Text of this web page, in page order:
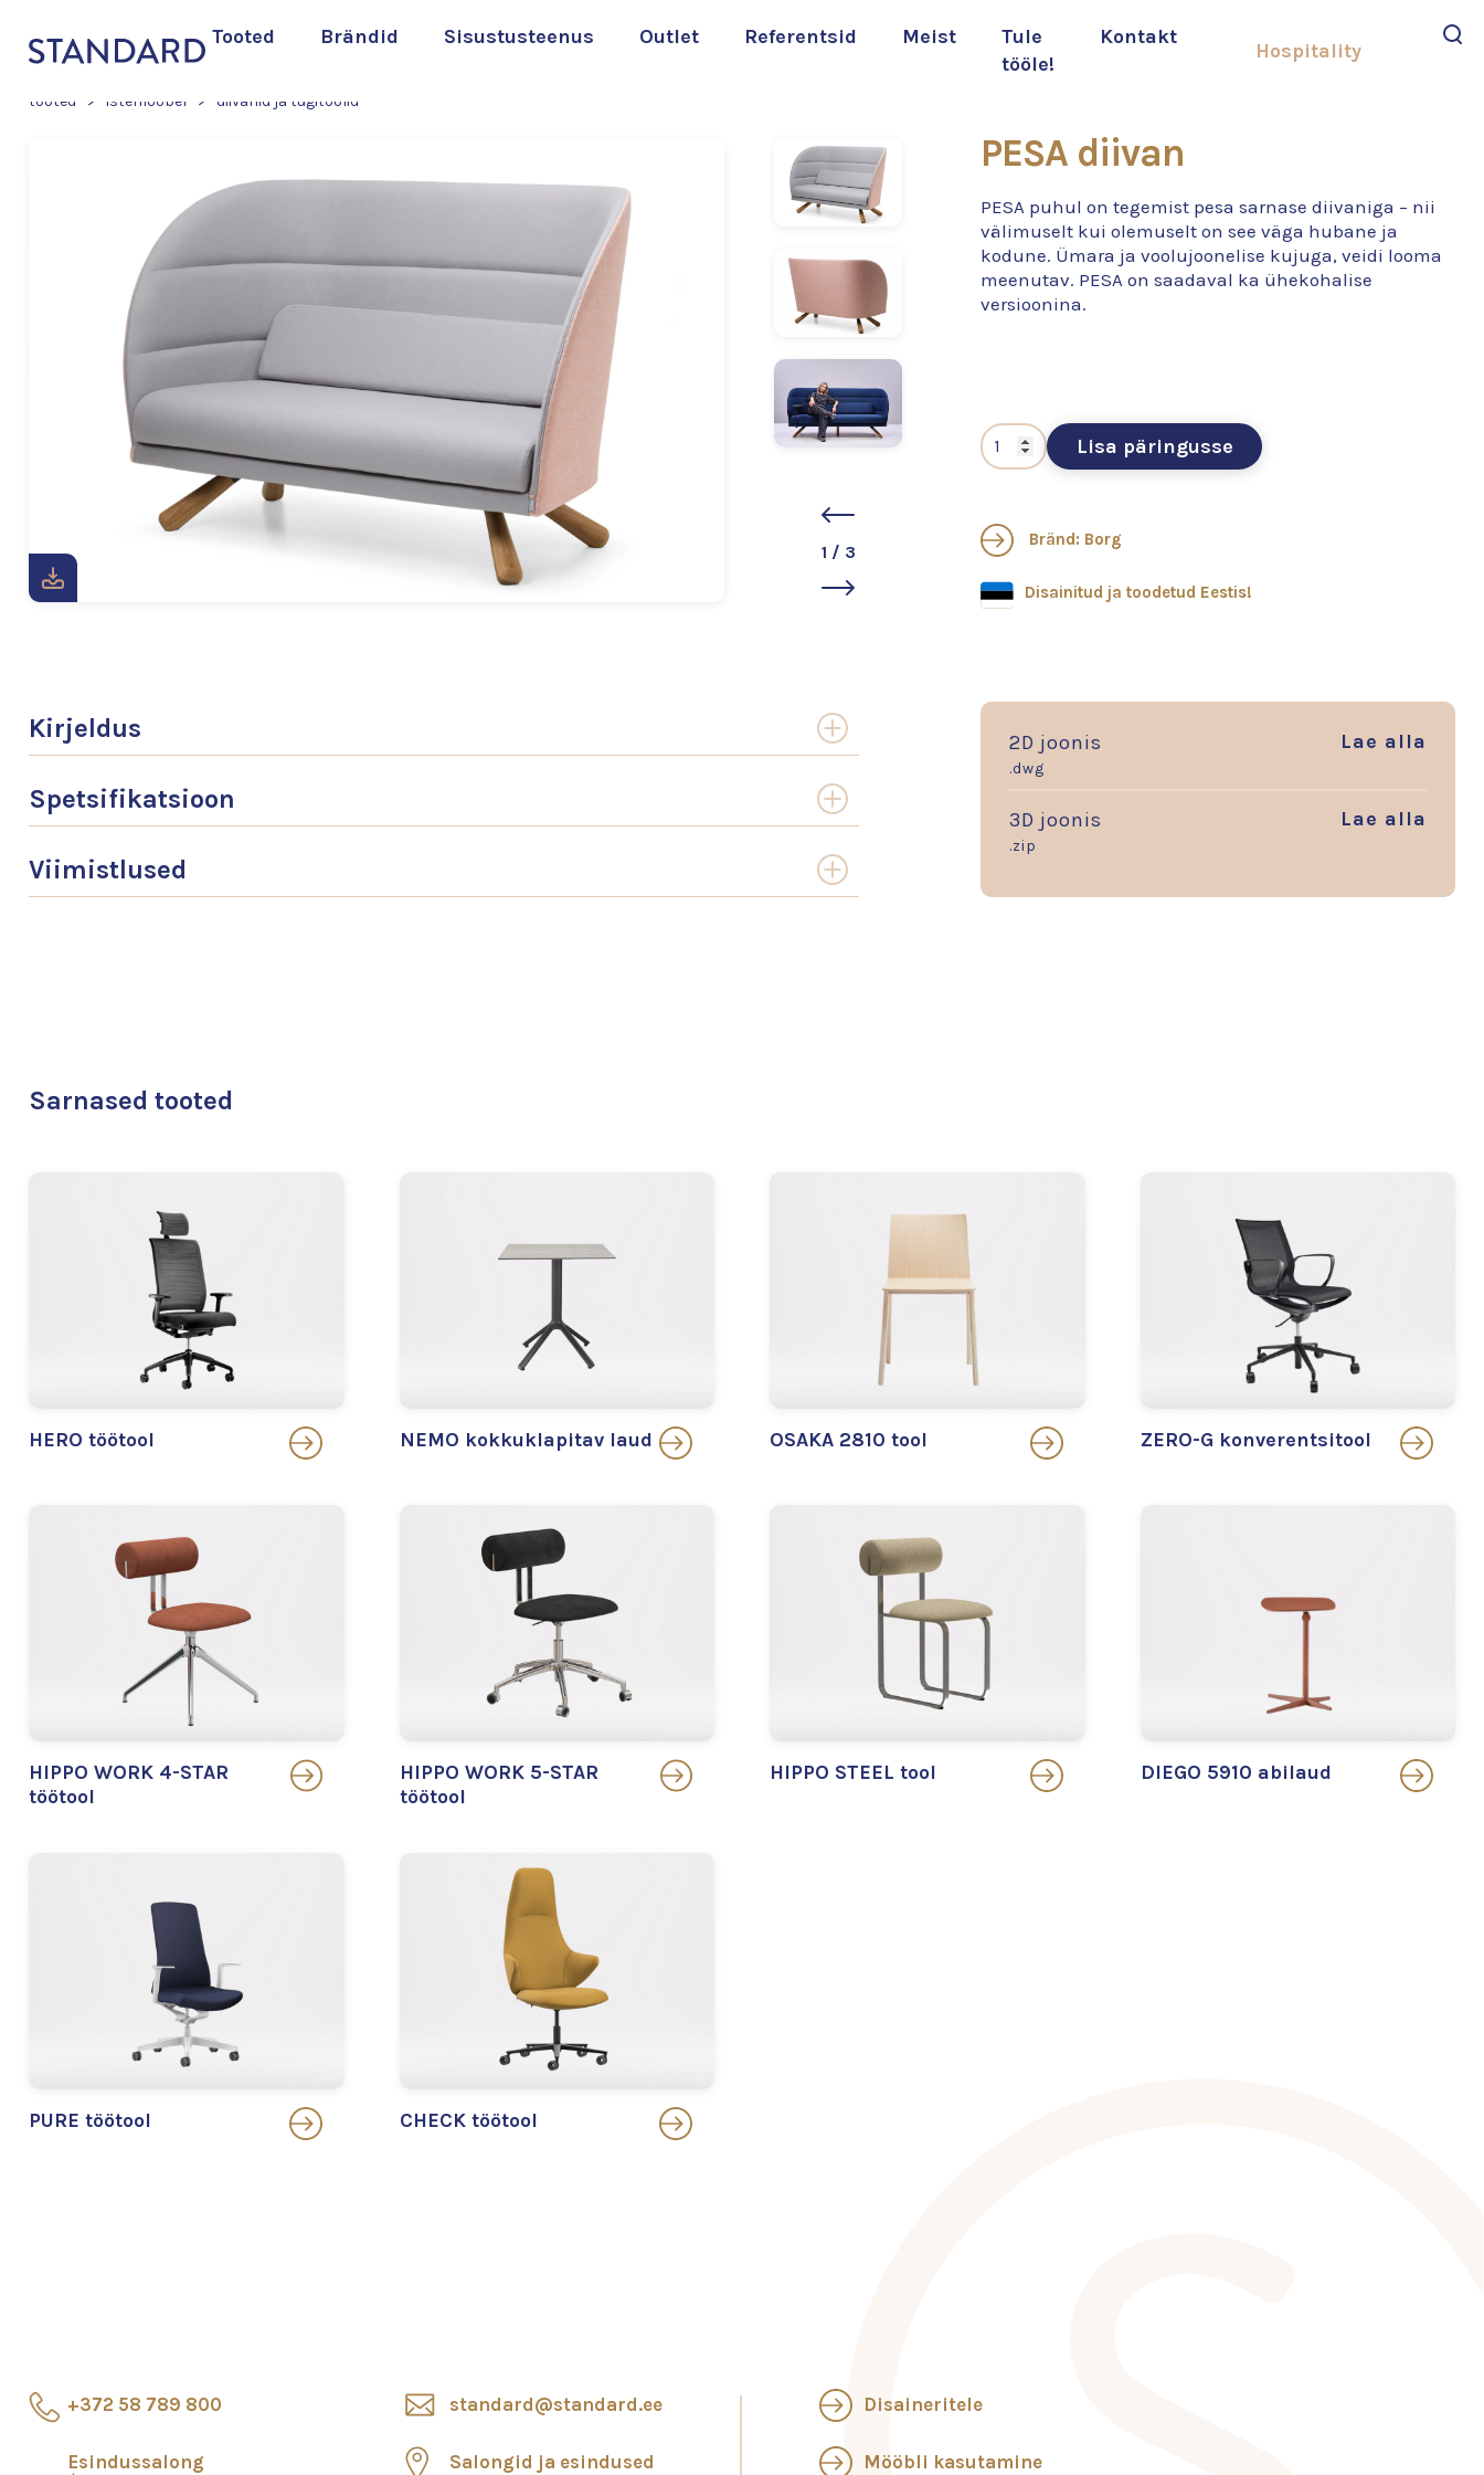
Tooted Brändid Sisustusteenus Outlet Referentsid Meist
Tule
tööle!
Kontakt
Hospitality
tooted > istemööbel > diivanid ja tugitoolid
1 / 3
PESA diivan
PESA puhul on tegemist pesa sarnase diivaniga – nii
välimuselt kui olemuselt on see väga hubane ja
kodune. Ümara ja voolujoonelise kujuga, veidi looma
meenutav. PESA on saadaval ka ühekohalise
versioonina.
Lisa päringusse
Bränd: Borg
Disainitud ja toodetud Eestis!
Kirjeldus
Spetsifikatsioon
Viimistlused
2D joonis Lae alla
.dwg
3D joonis Lae alla
.zip
Sarnased tooted
HERO töötool NEMO kokkuklapitav laud OSAKA 2810 tool ZERO-G konverentsitool
HIPPO WORK 4-STAR
töötool
HIPPO WORK 5-STAR
töötool
HIPPO STEEL tool DIEGO 5910 abilaud
PURE töötool CHECK töötool
+372 58 789 800
Esindussalong
standard@standard.ee
Salongid ja esindused
Disaineritele
Mööbli kasutamine